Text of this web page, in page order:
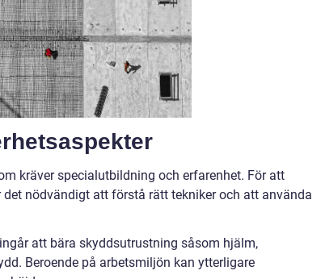
kräver specialutbildning och erfarenhet. För att
nödvändigt att förstå rätt tekniker och att använda
att bära skyddsutrustning såsom hjälm,
Beroende på arbetsmiljön kan ytterligare